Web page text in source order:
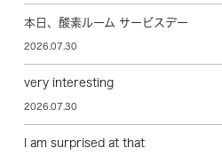
本日、酸素ルーム サービスデー
2026.07.30
very interesting
2026.07.30
I am surprised at that